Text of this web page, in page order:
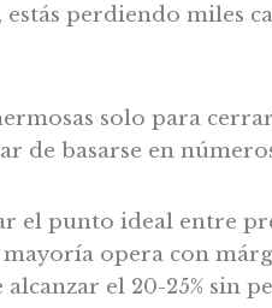
perdiendo miles
solo para
de basarse en
el punto ideal entre
opera con
el 20-25% sin